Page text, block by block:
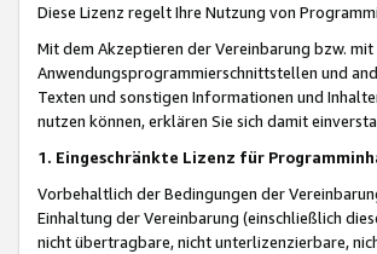
Diese Lizenz regelt Ihre Nutzung von
Mit dem Akzeptieren der Vereinbarung bzw.
Anwendungsprogrammierschnittstellen und
Texten und sonstigen Informationen und
nutzen können, erklären Sie sich damit
1. Eingeschränkte Lizenz für
Vorbehaltlich der Bedingungen der
Einhaltung der Vereinbarung (einschließlich
nicht übertragbare, nicht unterlizenzierbare,